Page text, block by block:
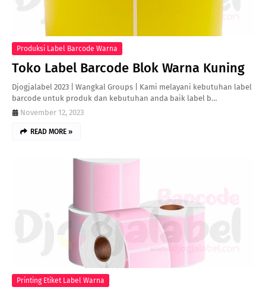
Produksi Label Barcode Warna
Toko Label Barcode Blok Warna Kuning
Djogjalabel 2023 | Wangkal Groups | Kami melayani kebutuhan label
barcode untuk produk dan kebutuhan anda baik label b…
November 12, 2023
READ MORE »
Printing Etiket Label Warna